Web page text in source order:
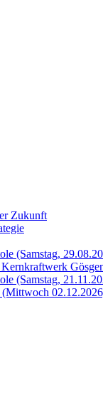
Zukunft
(Samstag,
(Samstag,